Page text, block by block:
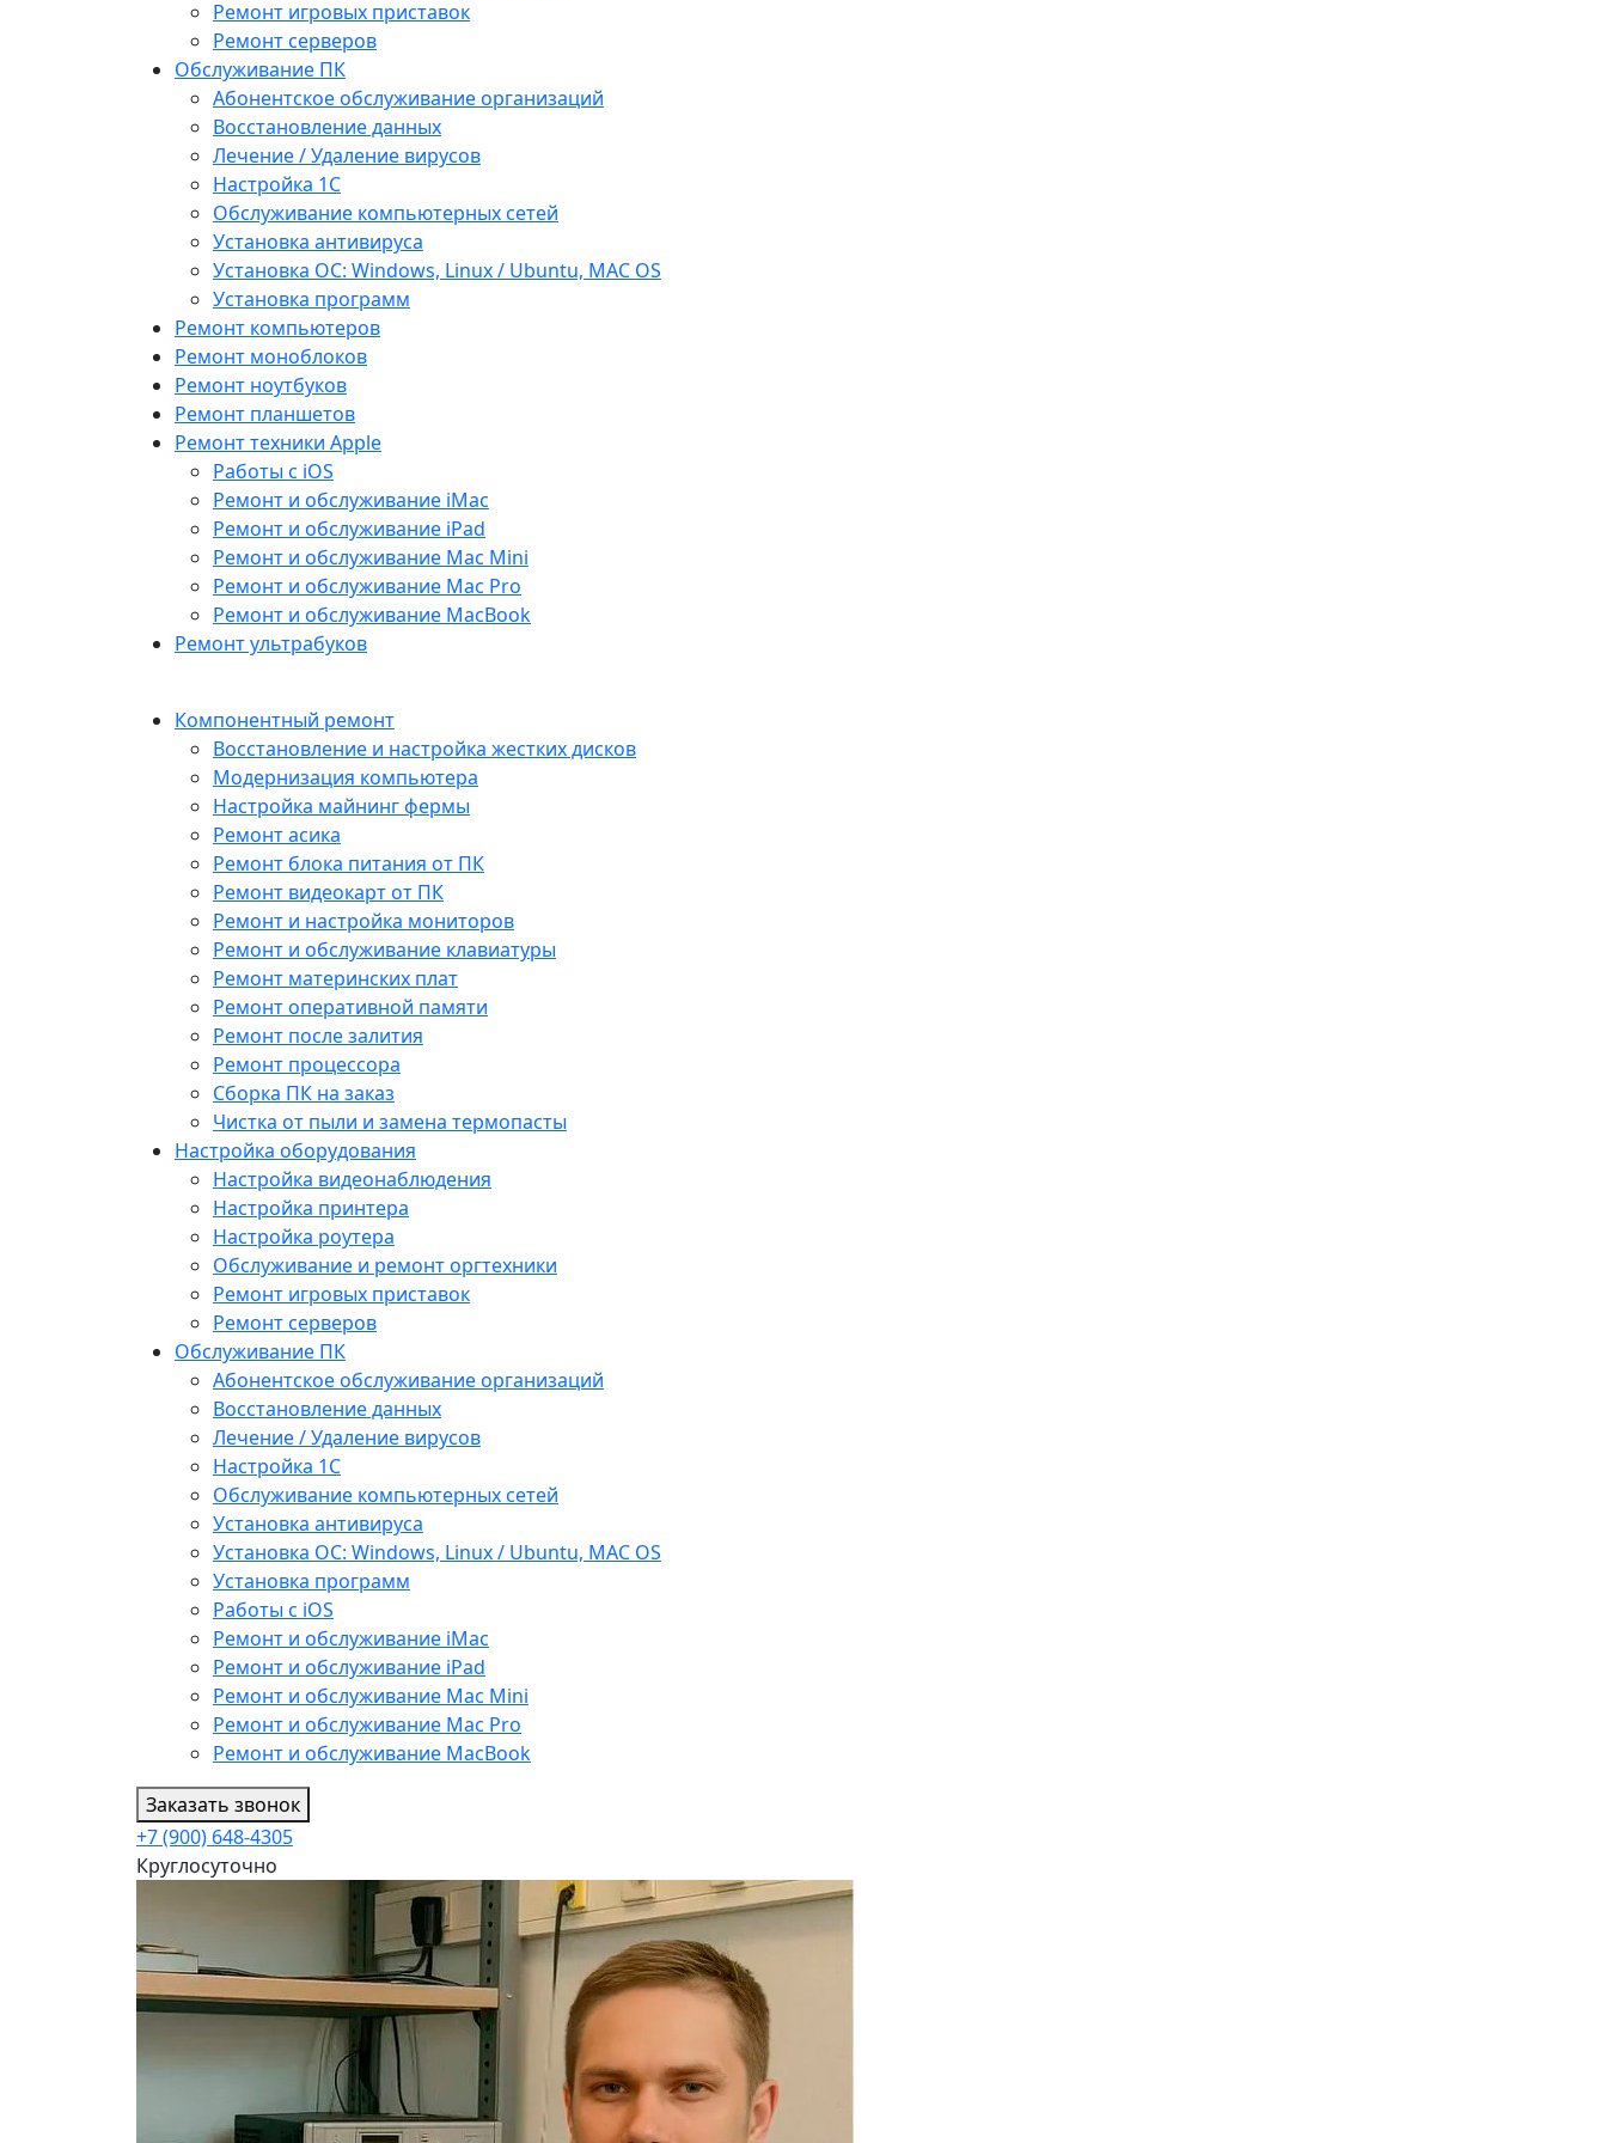
Ремонт игровых приставок
Ремонт серверов
Обслуживание ПК
Абонентское обслуживание организаций
Восстановление данных
Лечение / Удаление вирусов
Настройка 1С
Обслуживание компьютерных сетей
Установка антивируса
Установка ОС: Windows, Linux / Ubuntu, МАС OS
Установка программ
Ремонт компьютеров
Ремонт моноблоков
Ремонт ноутбуков
Ремонт планшетов
Ремонт техники Apple
Работы с iOS
Ремонт и обслуживание iMac
Ремонт и обслуживание iPad
Ремонт и обслуживание Mac Mini
Ремонт и обслуживание Mac Pro
Ремонт и обслуживание MacBook
Ремонт ультрабуков
Компонентный ремонт
Восстановление и настройка жестких дисков
Модернизация компьютера
Настройка майнинг фермы
Ремонт асика
Ремонт блока питания от ПК
Ремонт видеокарт от ПК
Ремонт и настройка мониторов
Ремонт и обслуживание клавиатуры
Ремонт материнских плат
Ремонт оперативной памяти
Ремонт после залития
Ремонт процессора
Сборка ПК на заказ
Чистка от пыли и замена термопасты
Настройка оборудования
Настройка видеонаблюдения
Настройка принтера
Настройка роутера
Обслуживание и ремонт оргтехники
Ремонт игровых приставок
Ремонт серверов
Обслуживание ПК
Абонентское обслуживание организаций
Восстановление данных
Лечение / Удаление вирусов
Настройка 1С
Обслуживание компьютерных сетей
Установка антивируса
Установка ОС: Windows, Linux / Ubuntu, МАС OS
Установка программ
Работы с iOS
Ремонт и обслуживание iMac
Ремонт и обслуживание iPad
Ремонт и обслуживание Mac Mini
Ремонт и обслуживание Mac Pro
Ремонт и обслуживание MacBook
Заказать звонок
+7 (900) 648-4305
Круглосуточно